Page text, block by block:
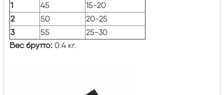
1
45
15-20
2
50
20-25
3
55
25-30
Вес брутто: 0.4 кг.